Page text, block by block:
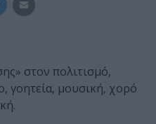
στον πολιτισμό,
γοητεία, μουσική, χορό